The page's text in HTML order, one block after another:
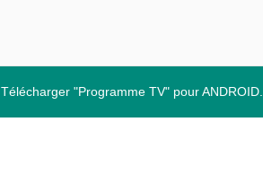
Télécharger "Programme TV" pour ANDROID.